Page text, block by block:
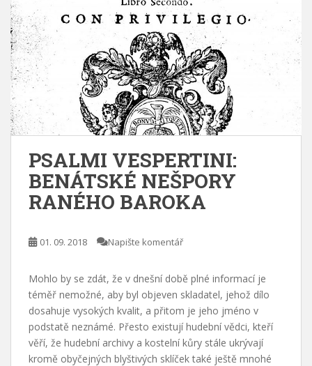
PSALMI VESPERTINI:
BENÁTSKÉ NEŠPORY
RANÉHO BAROKA
01. 09. 2018 Napište komentář
Mohlo by se zdát, že v dnešní době plné informací je
téměř nemožné, aby byl objeven skladatel, jehož dílo
dosahuje vysokých kvalit, a přitom je jeho jméno v
podstatě neznámé. Přesto existují hudební vědci, kteří
věří, že hudební archivy a kostelní kůry stále ukrývají
kromě obyčejných blyštivých sklíček také ještě mnohé